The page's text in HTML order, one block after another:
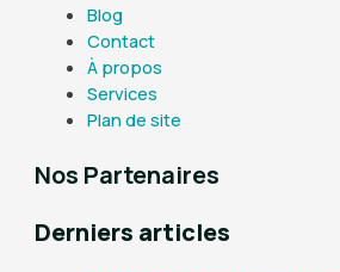
Blog
Contact
À propos
Services
Plan de site
Nos Partenaires
Derniers articles